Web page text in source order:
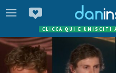
CLICCA QUI E UNISCITI